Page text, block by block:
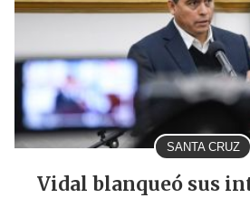
SANTA CRUZ
Vidal blanqueó sus